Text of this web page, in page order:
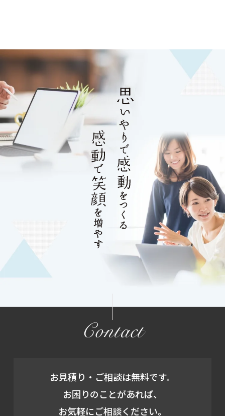
Contact
お見積り・ご相談は無料です。
お困りのことがあれば、
お気軽にご相談ください。